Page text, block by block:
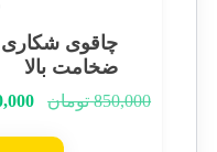
ضخامت بالا
850,000 تومان